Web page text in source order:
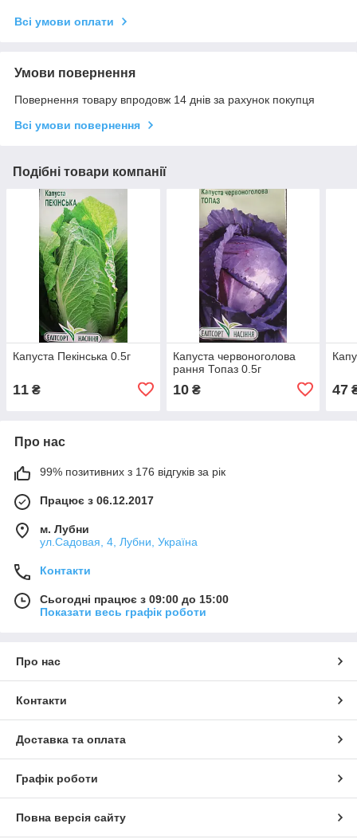
Всі умови оплати
Умови повернення
Повернення товару впродовж 14 днів за рахунок покупця
Всі умови повернення
Подібні товари компанії
Капуста Пекінська 0.5г
11 ₴
Капуста червоноголова
рання Топаз 0.5г
10₴ 47
Про нас
99% позитивних з 176 відгуків за рік
Працює з 06.12.2017
м. Лубни
ул.Садовая, 4, Лубни, Україна
Контакти
Сьогодні працює з 09:00 до 15:00
Показати весь графік роботи
Про нас
Контакти
Доставка та оплата
Графік роботи
Повна версія сайту